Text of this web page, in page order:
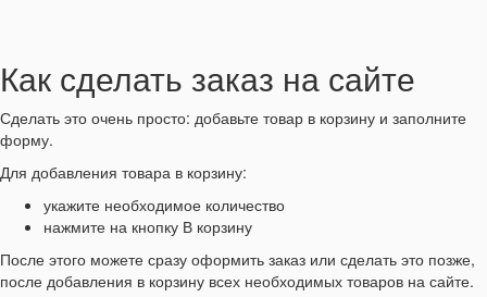
Как сделать заказ на сайте
Сделать это очень просто: добавьте товар в корзину и заполните
форму.
Для добавления товара в корзину:
укажите необходимое количество
нажмите на кнопку В корзину
После этого можете сразу оформить заказ или сделать это позже,
после добавления в корзину всех необходимых товаров на сайте.